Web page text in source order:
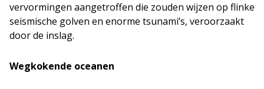
vervormingen aangetroffen die zouden wijzen op flinke
seismische golven en enorme tsunami’s, veroorzaakt
door de inslag.
Wegkokende oceanen